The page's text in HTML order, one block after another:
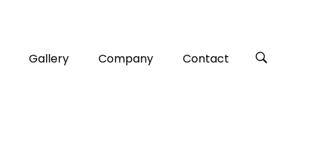
Gallery Company Contact